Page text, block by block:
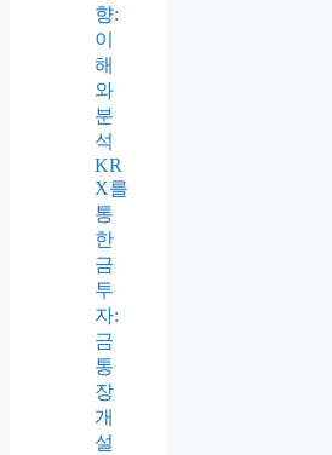
향:
이
해
와
분
석
KR
X를
통
한
금
투
자:
금
통
장
개
설